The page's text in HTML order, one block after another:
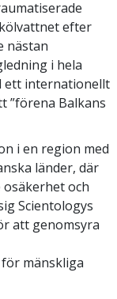
efter
nästan
i hela
ett internationellt
”förena Balkans
i en region med
länder, där
och
Scientologys
att genomsyra
mänskliga